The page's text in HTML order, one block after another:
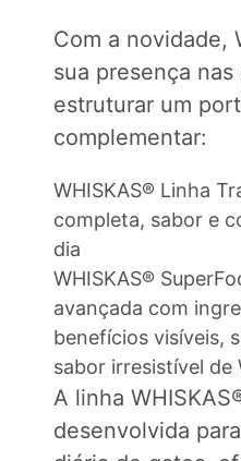
Com a novidade,
sua presença
estruturar um
complementar:
WHISKAS® Linha
completa, sabor e
dia
WHISKAS®
avançada com
benefícios visíveis,
sabor irresistível de
A linha
desenvolvida